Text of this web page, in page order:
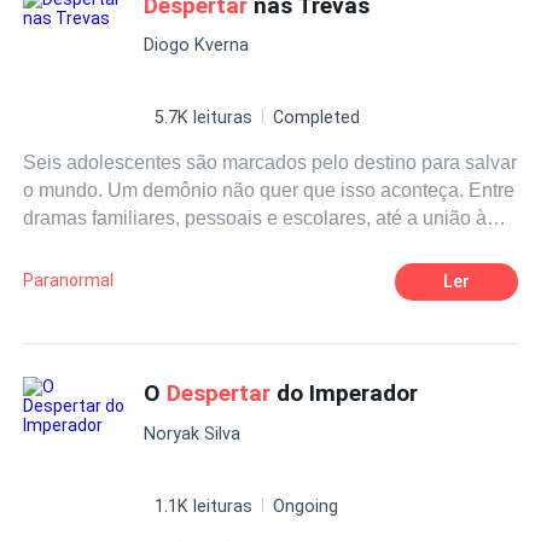
que tal vez su falta de deseo por él solo aumenta su
propio deseo por ella.
Rechazo
Diogo Kverna
5.7K leituras Completed
Seis adolescentes são marcados pelo destino para salvar
o mundo. Um demônio não quer que isso aconteça. Entre
dramas familiares, pessoais e escolares, até a união à
deverão resistir e lutar com tudo e contra todos!
Paranormal Ler
O Despertar do Imperador
Noryak Silva
1.1K leituras Ongoing